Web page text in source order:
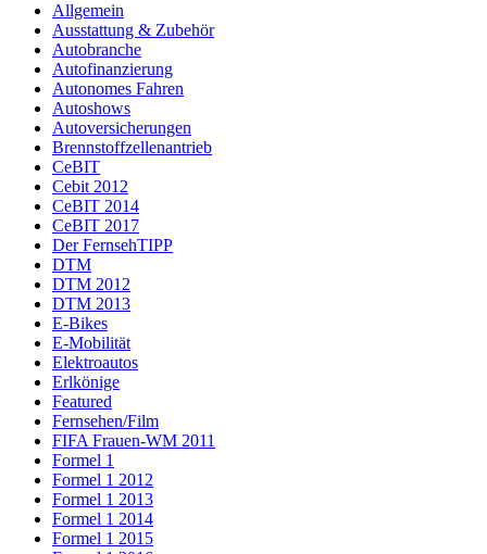
Allgemein
Ausstattung & Zubehör
Autobranche
Autofinanzierung
Autonomes Fahren
Autoshows
Autoversicherungen
Brennstoffzellenantrieb
CeBIT
Cebit 2012
CeBIT 2014
CeBIT 2017
Der FernsehTIPP
DTM
DTM 2012
DTM 2013
E-Bikes
E-Mobilität
Elektroautos
Erlkönige
Featured
Fernsehen/Film
FIFA Frauen-WM 2011
Formel 1
Formel 1 2012
Formel 1 2013
Formel 1 2014
Formel 1 2015